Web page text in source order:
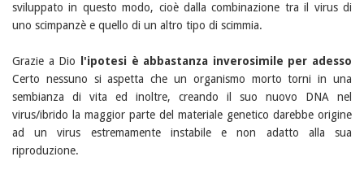
sviluppato in questo modo, cioè dalla combinazione tra il virus di
uno scimpanzè e quello di un altro tipo di scimmia.
Grazie a Dio
l'ipotesi è abbastanza inverosimile per adesso
Certo nessuno si aspetta che un organismo morto torni in una
sembianza di vita ed inoltre, creando il suo nuovo DNA nel
virus/ibrido la maggior parte del materiale genetico darebbe origine
ad un virus estremamente instabile e non adatto alla sua
riproduzione.